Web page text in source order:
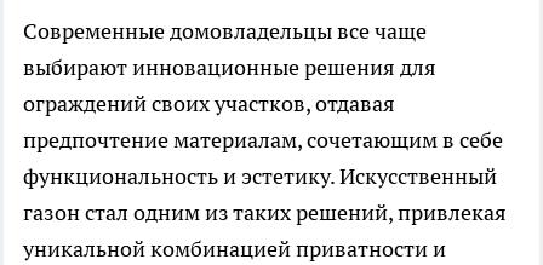
Современные домовладельцы все чаще
выбирают инновационные решения для
ограждений своих участков, отдавая
предпочтение материалам, сочетающим в себе
функциональность и эстетику. Искусственный
газон стал одним из таких решений, привлекая
уникальной комбинацией приватности и